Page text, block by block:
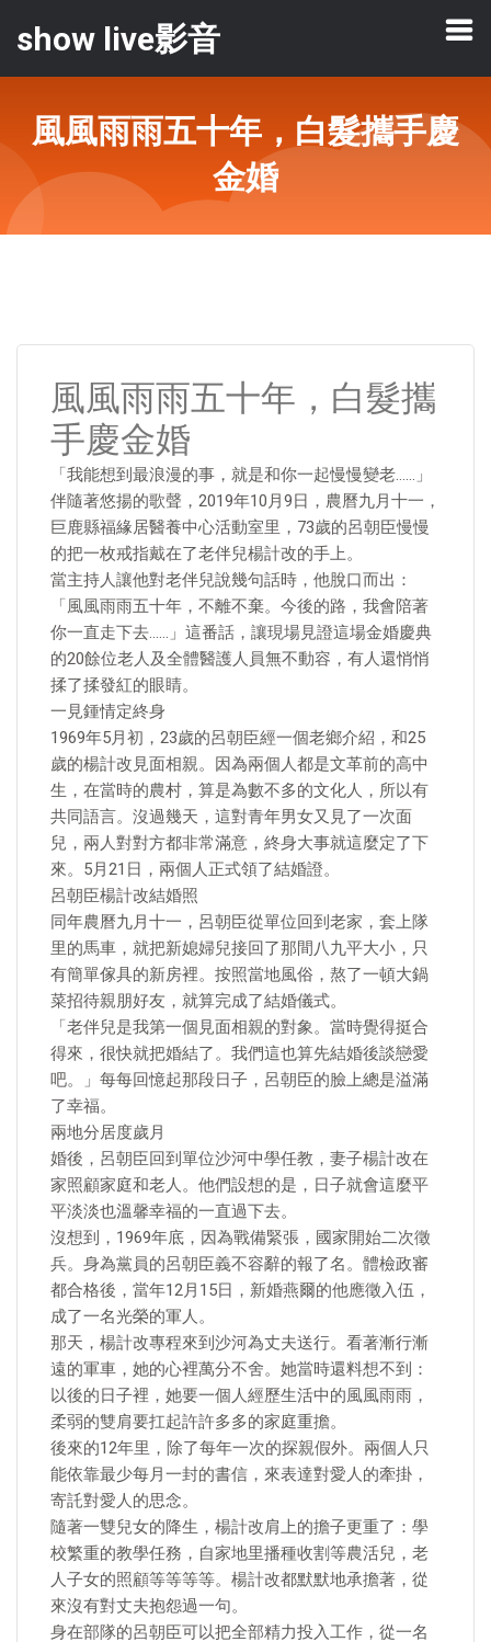
show live影音
風風雨雨五十年，白髮攜手慶
金婚
風風雨雨五十年，白髮攜
手慶金婚
「我能想到最浪漫的事，就是和你一起慢慢變老……」
伴隨著悠揚的歌聲，2019年10月9日，農曆九月十一，
巨鹿縣福緣居醫養中心活動室里，73歲的呂朝臣慢慢
的把一枚戒指戴在了老伴兒楊計改的手上。
當主持人讓他對老伴兒說幾句話時，他脫口而出：
「風風雨雨五十年，不離不棄。今後的路，我會陪著
你一直走下去……」這番話，讓現場見證這場金婚慶典
的20餘位老人及全體醫護人員無不動容，有人還悄悄
揉了揉發紅的眼睛。
一見鍾情定終身
1969年5月初，23歲的呂朝臣經一個老鄉介紹，和25
歲的楊計改見面相親。因為兩個人都是文革前的高中
生，在當時的農村，算是為數不多的文化人，所以有
共同語言。沒過幾天，這對青年男女又見了一次面
兒，兩人對對方都非常滿意，終身大事就這麼定了下
來。5月21日，兩個人正式領了結婚證。
呂朝臣楊計改結婚照
同年農曆九月十一，呂朝臣從單位回到老家，套上隊
里的馬車，就把新媳婦兒接回了那間八九平大小，只
有簡單傢具的新房裡。按照當地風俗，熬了一頓大鍋
菜招待親朋好友，就算完成了結婚儀式。
「老伴兒是我第一個見面相親的對象。當時覺得挺合
得來，很快就把婚結了。我們這也算先結婚後談戀愛
吧。」每每回憶起那段日子，呂朝臣的臉上總是溢滿
了幸福。
兩地分居度歲月
婚後，呂朝臣回到單位沙河中學任教，妻子楊計改在
家照顧家庭和老人。他們設想的是，日子就會這麼平
平淡淡也溫馨幸福的一直過下去。
沒想到，1969年底，因為戰備緊張，國家開始二次徵
兵。身為黨員的呂朝臣義不容辭的報了名。體檢政審
都合格後，當年12月15日，新婚燕爾的他應徵入伍，
成了一名光榮的軍人。
那天，楊計改專程來到沙河為丈夫送行。看著漸行漸
遠的軍車，她的心裡萬分不舍。她當時還料想不到：
以後的日子裡，她要一個人經歷生活中的風風雨雨，
柔弱的雙肩要扛起許許多多的家庭重擔。
後來的12年里，除了每年一次的探親假外。兩個人只
能依靠最少每月一封的書信，來表達對愛人的牽掛，
寄託對愛人的思念。
隨著一雙兒女的降生，楊計改肩上的擔子更重了：學
校繁重的教學任務，自家地里播種收割等農活兒，老
人子女的照顧等等等等。楊計改都默默地承擔著，從
來沒有對丈夫抱怨過一句。
身在部隊的呂朝臣可以把全部精力投入工作，從一名